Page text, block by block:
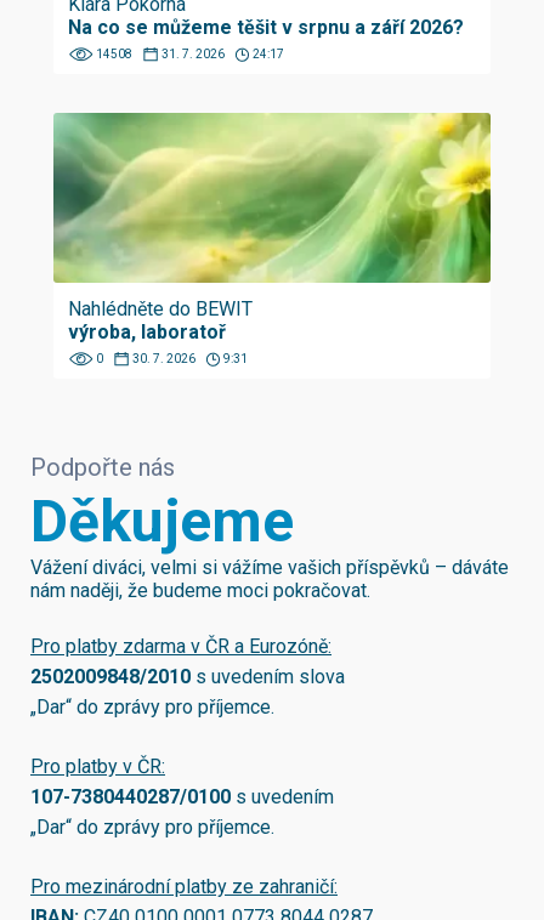
Na co se můžeme těšit v srpnu a září 2026?
14508 31. 7. 2026 24:17
Nahlédněte do BEWIT
výroba, laboratoř
0 30. 7. 2026 9:31
Podpořte nás
Děkujeme
Vážení diváci, velmi si vážíme vašich příspěvků – dáváte
nám naději, že budeme moci pokračovat.
Pro platby zdarma v ČR a Eurozóně:
2502009848/2010 s uvedením slova
„Dar“ do zprávy pro příjemce.
Pro platby v ČR:
107-7380440287/0100 s uvedením
„Dar“ do zprávy pro příjemce.
Pro mezinárodní platby ze zahraničí: